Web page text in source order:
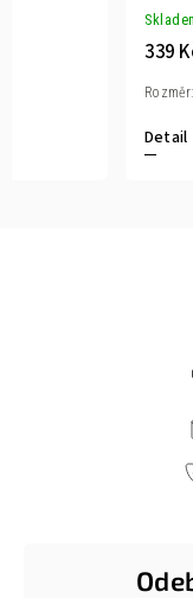
339
Detail